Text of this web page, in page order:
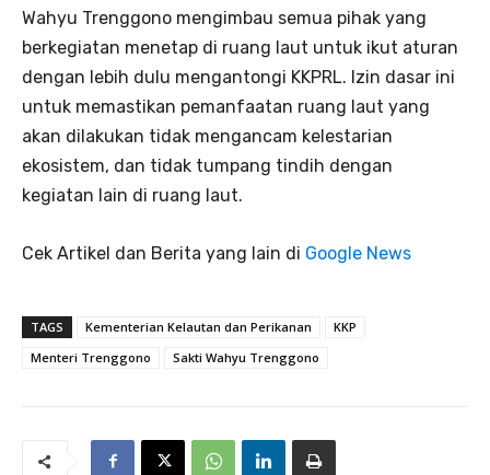
Wahyu Trenggono mengimbau semua pihak yang
berkegiatan menetap di ruang laut untuk ikut aturan
dengan lebih dulu mengantongi KKPRL. Izin dasar ini
untuk memastikan pemanfaatan ruang laut yang
akan dilakukan tidak mengancam kelestarian
ekosistem, dan tidak tumpang tindih dengan
kegiatan lain di ruang laut.
Cek Artikel dan Berita yang lain di Google News
TAGS Kementerian Kelautan dan Perikanan
KKP
Menteri Trenggono
Sakti Wahyu Trenggono